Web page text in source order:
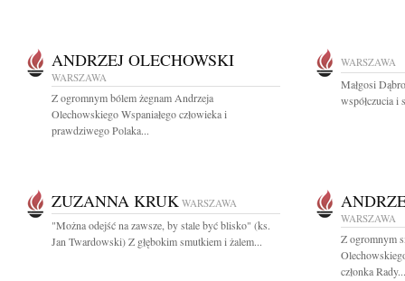
ANDRZEJ OLECHOWSKI
WARSZAWA
Z ogromnym bólem żegnam Andrzeja
Olechowskiego Wspaniałego człowieka i
prawdziwego Polaka...
WARSZAWA
Małgosi
współczucia i
ZUZANNA KRUK WARSZAWA
"Można odejść na zawsze, by stale być blisko" (ks.
Jan Twardowski) Z głębokim smutkiem i żalem...
WARSZAWA
Z ogromnym
członka Rady...